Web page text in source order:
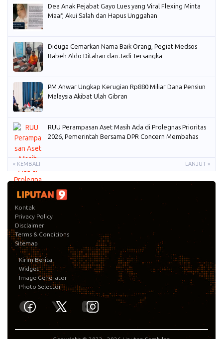
Dea Anak Pejabat Gayo Lues yang Viral Flexing Minta
Maaf, Akui Salah dan Hapus Unggahan
Diduga Cemarkan Nama Baik Orang, Pegiat Medsos
Babeh Aldo Ditahan dan Jadi Tersangka
PM Anwar Ungkap Kerugian Rp880 Miliar Dana Pensiun
Malaysia Akibat Ulah Gibran
RUU Perampasan Aset Masih Ada di Prolegnas Prioritas
2026, Pemerintah Bersama DPR Concern Membahas
« KEMBALI LANJUT »
Kontak
Privacy Policy
Disclaimer
Terms & Conditions
Sitemap
Kirim Berita
Widget
Image Generator
Photo Selector